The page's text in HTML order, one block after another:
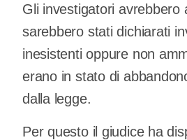
Gli investigatori
sarebbero stati dichiarati
inesistenti oppure non
erano in stato di
dalla legge.
Per questo il giudice ha